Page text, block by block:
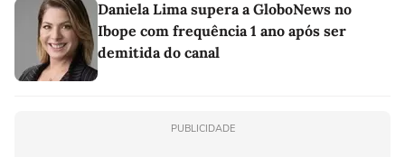
Daniela Lima supera a GloboNews no
Ibope com frequência 1 ano após ser
demitida do canal
PUBLICIDADE